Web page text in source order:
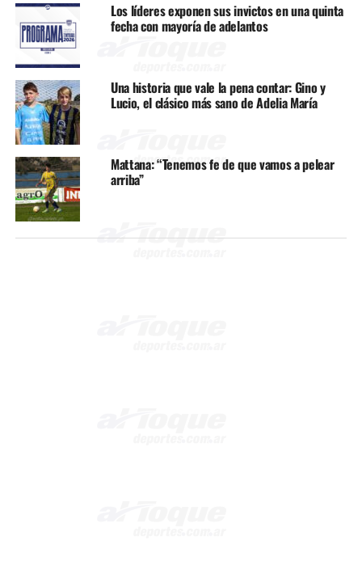
Los líderes exponen sus invictos en una quinta
fecha con mayoría de adelantos
Una historia que vale la pena contar: Gino y
Lucio, el clásico más sano de Adelia María
Mattana: “Tenemos fe de que vamos a pelear
arriba”